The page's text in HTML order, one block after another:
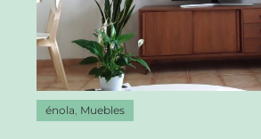
énola Muebles